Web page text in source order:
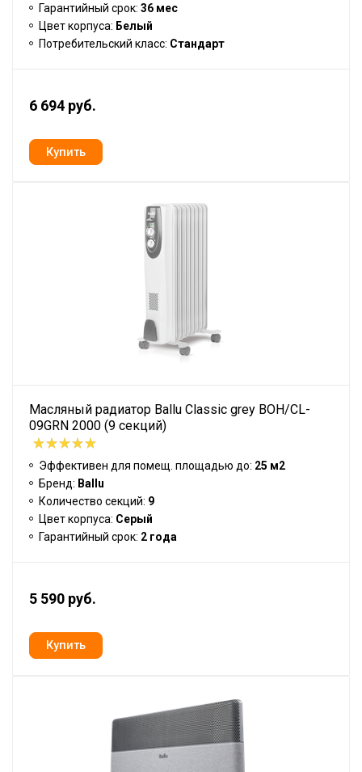
Гарантийный срок: 36 мес
Цвет корпуса: Белый
Потребительский класс: Стандарт
6 694 руб.
Масляный радиатор Ballu Classic grey BOH/CL-
09GRN 2000 (9 секций)
Эффективен для помещ. площадью до: 25 м2
Бренд: Ballu
Количество секций: 9
Цвет корпуса: Серый
Гарантийный срок: 2 года
5 590 руб.